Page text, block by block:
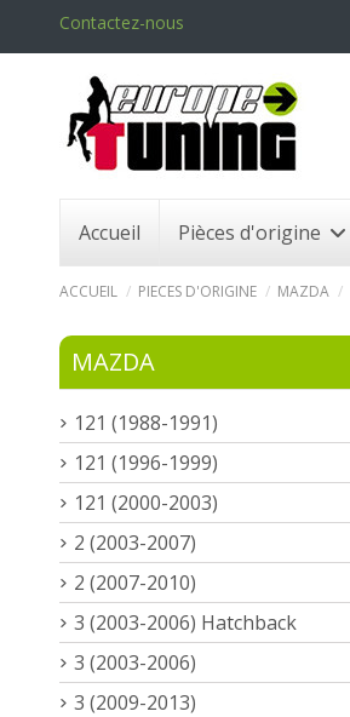
Contactez-nous
Accueil Pièces d'origine
ACCUEIL PIECES D'ORIGINE MAZDA
MAZDA
121 (1988-1991)
121 (1996-1999)
121 (2000-2003)
2 (2003-2007)
2 (2007-2010)
3 (2003-2006) Hatchback
3 (2003-2006)
3 (2009-2013)